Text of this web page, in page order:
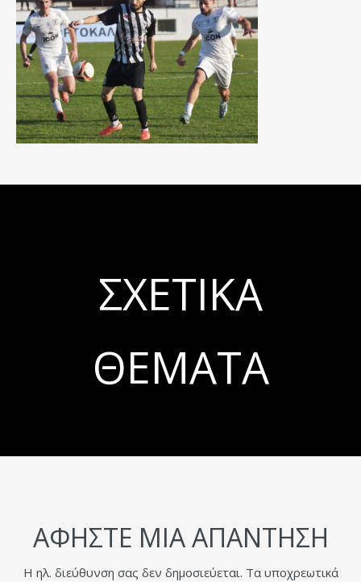
ΣΧΕΤΙΚΆ
ΘΈΜΑΤΑ
ΑΦΉΣΤΕ ΜΙΑ ΑΠΆΝΤΗΣΗ
Η ηλ. διεύθυνση σας δεν δημοσιεύεται. Τα υποχρεωτικά